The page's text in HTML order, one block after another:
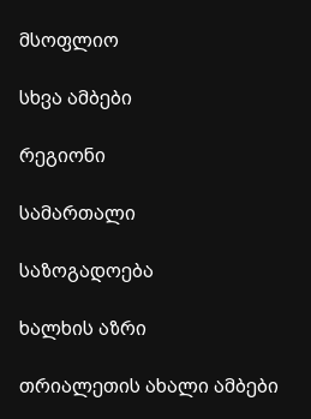
მსოფლიო
სხვა ამბები
რეგიონი
სამართალი
საზოგადოება
ხალხის აზრი
თრიალეთის ახალი ამბები